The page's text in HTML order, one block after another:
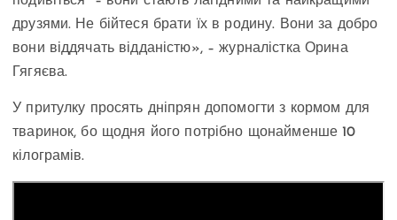
друзями. Не бійтеся брати їх в родину. Вони за добро
вони віддячать відданістю», – журналістка Орина
Гягяєва.
У притулку просять дніпрян допомогти з кормом для
тваринок, бо щодня його потрібно щонайменше 10
кілограмів.